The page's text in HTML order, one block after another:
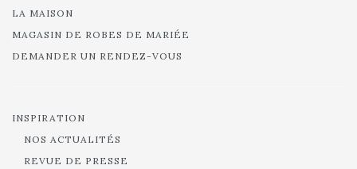
LA MAISON
MAGASIN DE ROBES DE MARIÉE
DEMANDER UN RENDEZ-VOUS
INSPIRATION
NOS ACTUALITÉS
REVUE DE PRESSE